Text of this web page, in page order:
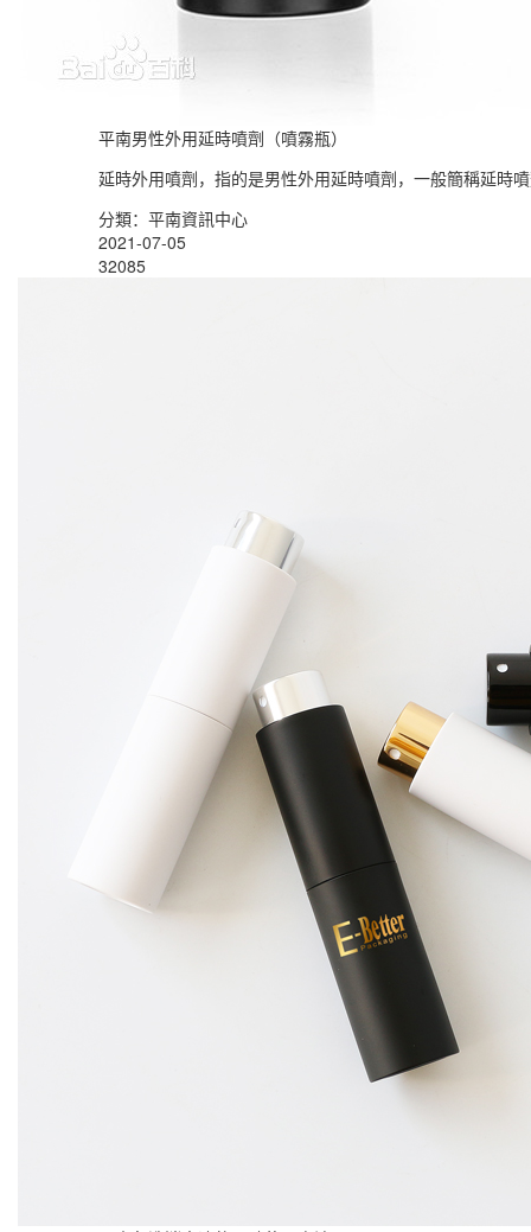
平南男性外用延時噴劑（噴霧瓶）
延時外用噴劑，指的是男性外用延時噴劑，一般簡稱延時
分類：平南資訊中心
2021-07-05
32085